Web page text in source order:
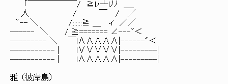
「￣￣￣￣￣￣/ ≧lﾉ┴lﾉﾉ ＿_
人 / ￣ / ／
"-- ＼ /::::::≧ ＿ ィ ／／
------ ＼ / ≧======= ∠---"＜
--------- ＼ ￣l∧∧∧∧∧|------"＜
----------- | l∨∨∨∨∨|---------|
----------- | l∧∧∧∧∧|---------|
雅 （彼岸島）